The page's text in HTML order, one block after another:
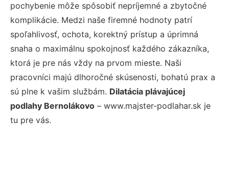
pochybenie môže spôsobiť nepríjemné a zbytočné
komplikácie. Medzi naše firemné hodnoty patrí
spoľahlivosť, ochota, korektný prístup a úprimná
snaha o maximálnu spokojnosť každého zákazníka,
ktorá je pre nás vždy na prvom mieste. Naši
pracovníci majú dlhoročné skúsenosti, bohatú prax a
sú plne k vašim službám. Dilatácia plávajúcej
podlahy Bernolákovo – www.majster-podlahar.sk je
tu pre vás.